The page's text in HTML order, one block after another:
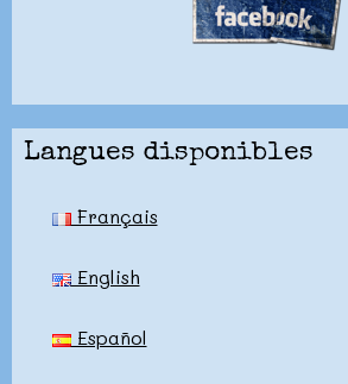
Langues disponibles
Français
English
Español